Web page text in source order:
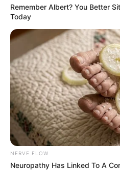
Início Tags Drive-in da pedreira
drive-in da
Drive-in
Leminski
grandes
CINEMA E
Remember Albert? You Better
Today
NERVE FLOW
Neuropathy Has Linked To A